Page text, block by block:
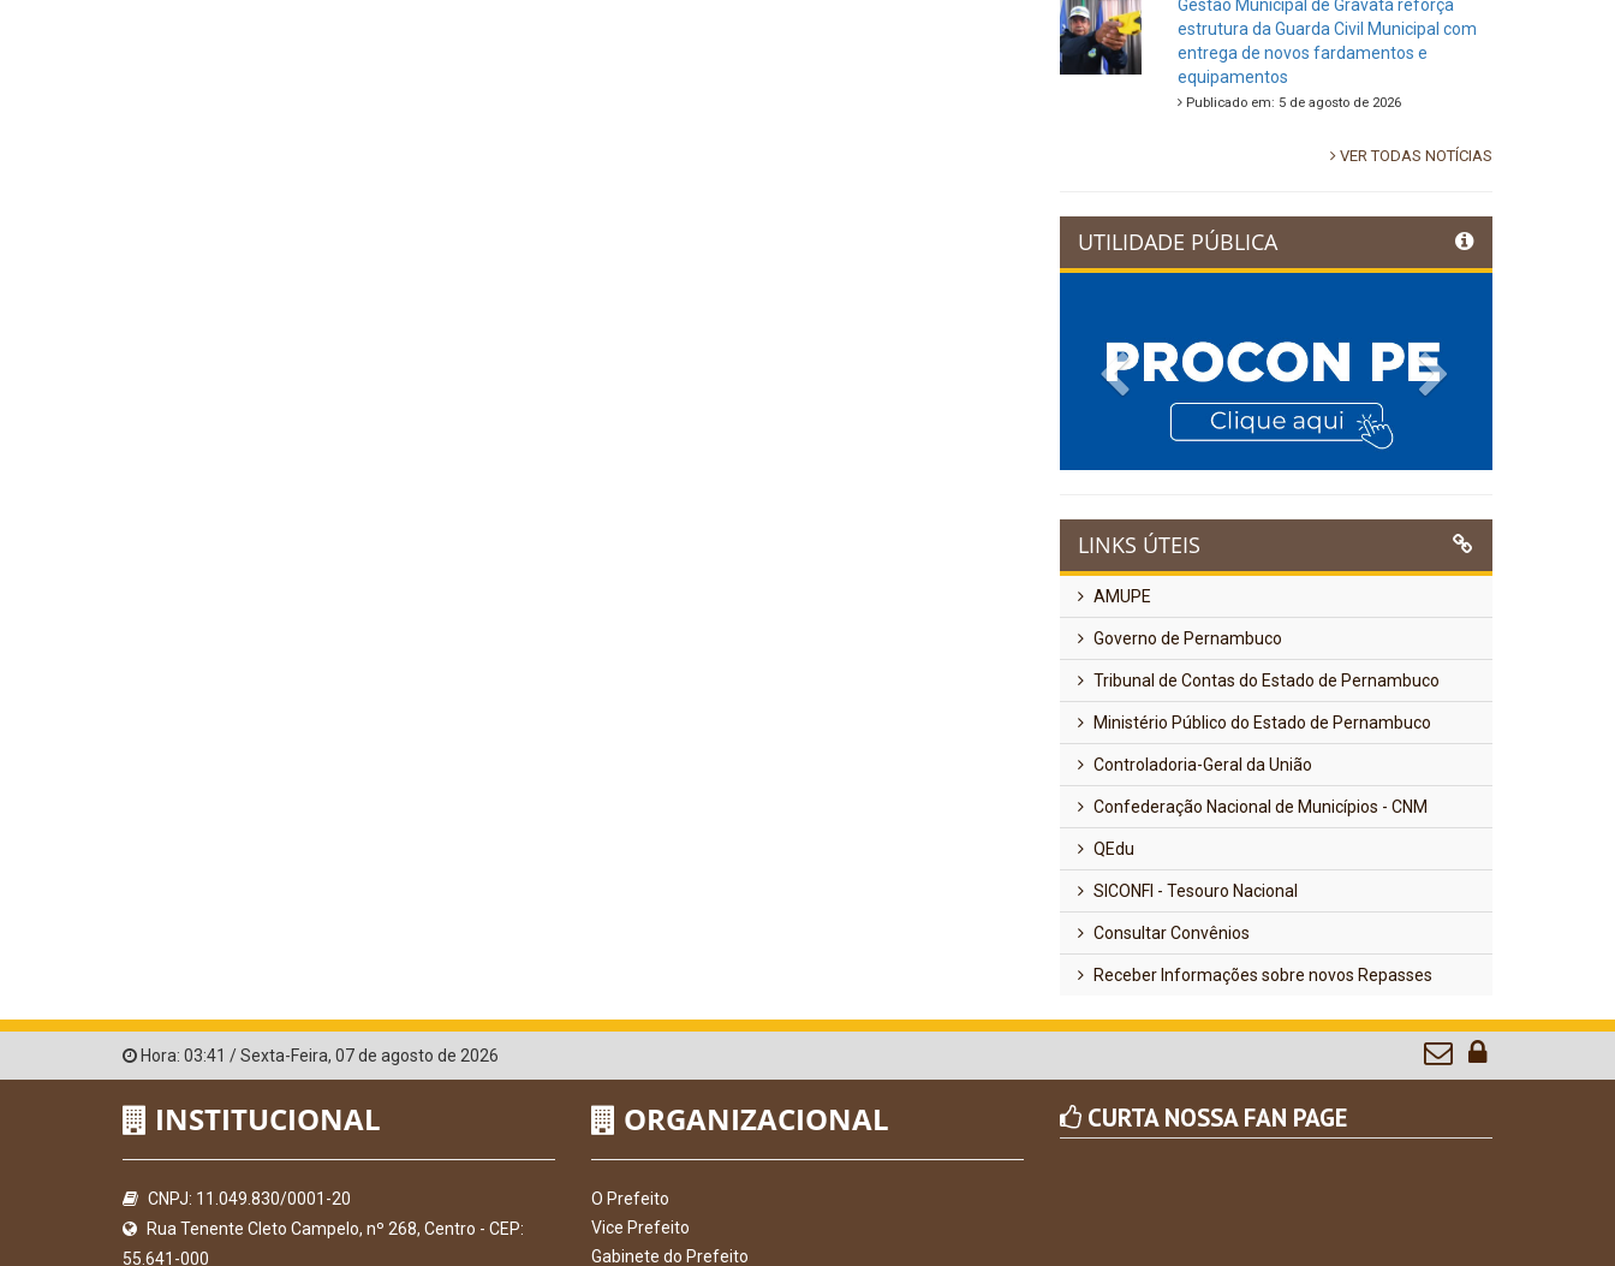
Gestão Municipal de Gravatá reforça
estrutura da Guarda Civil Municipal com
entrega de novos fardamentos e
equipamentos
Publicado em: 5 de agosto de 2026
VER TODAS NOTÍCIAS
UTILIDADE PÚBLICA
Previous
LINKS ÚTEIS
AMUPE
Governo de Pernambuco
Tribunal de Contas do Estado de Pernambuco
Ministério Público do Estado de Pernambuco
Controladoria-Geral da União
Confederação Nacional de Municípios - CNM
QEdu
SICONFI - Tesouro Nacional
Consultar Convênios
Receber Informações sobre novos Repasses
Hora: 03:41 /Sexta-Feira, 07 de agosto de 2026
INSTITUCIONAL
CNPJ: 11.049.830/0001-20
Rua Tenente Cleto Campelo, nº 268, Centro - CEP:
55.641-000
ORGANIZACIONAL
O Prefeito
Vice Prefeito
Gabinete do Prefeito
CURTA NOSSA FAN PAGE